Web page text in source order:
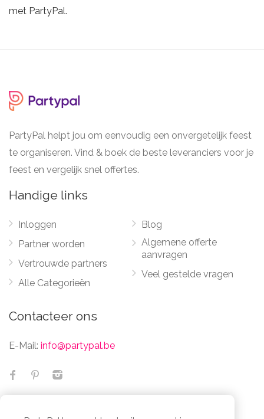
met PartyPal.
PartyPal helpt jou om eenvoudig een onvergetelijk feest
te organiseren. Vind & boek de beste leveranciers voor je
feest en vergelijk snel offertes.
Handige links
Inloggen
Partner worden
Vertrouwde partners
Alle Categorieën
Blog
Algemene offerte
aanvragen
Veel gestelde vragen
Contacteer ons
E-Mail: info@partypal.be